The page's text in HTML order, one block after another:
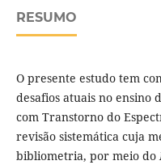
RESUMO
O presente estudo tem
desafios atuais no ensino
com Transtorno do
revisão sistemática cuja
bibliometria, por meio do